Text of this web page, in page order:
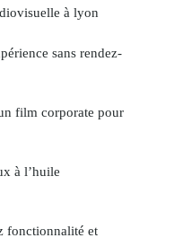
à lyon
sans rendez-
film corporate pour
à l’huile
fonctionnalité et